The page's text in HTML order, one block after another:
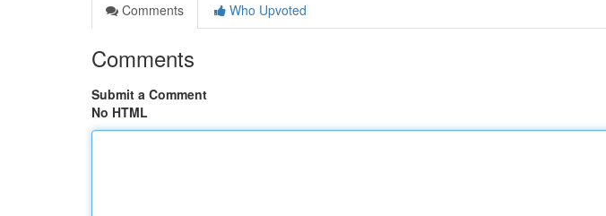
Comments
Who Upvoted
Comments
Submit a Comment
No HTML